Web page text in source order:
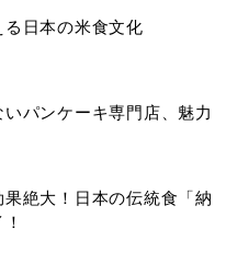
日本の米食文化
パンケーキ専門店、魅力
絶大！日本の伝統食「納